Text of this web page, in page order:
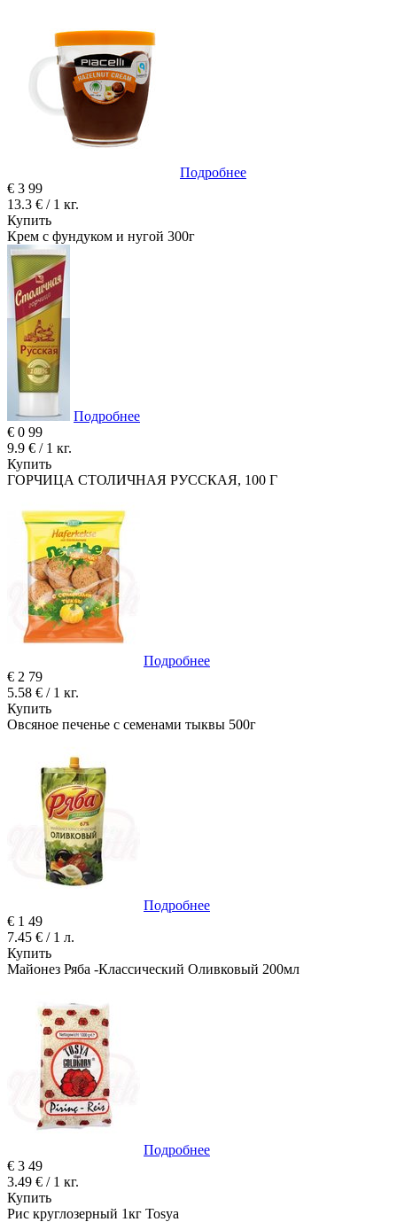
Подробнее
€ 3 99
13.3 € / 1 кг.
Купить
Крем с фундуком и нугой 300г
Подробнее
€ 0 99
9.9 € / 1 кг.
Купить
ГОРЧИЦА СТОЛИЧНАЯ РУССКАЯ, 100 Г
Подробнее
€ 2 79
5.58 € / 1 кг.
Купить
Овсяное печенье с семенами тыквы 500г
Подробнее
€ 1 49
7.45 € / 1 л.
Купить
Майонез Ряба -Классический Оливковый 200мл
Подробнее
€ 3 49
3.49 € / 1 кг.
Купить
Рис круглозерный 1кг Tosya